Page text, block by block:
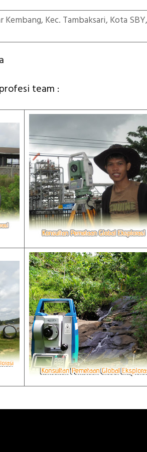
Kec. Tambaksari, Kota SBY,
team :